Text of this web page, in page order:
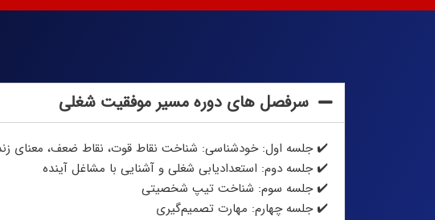
سرفصل های دوره مسیر موفقیت شغلی
✔️ جلسه اول: خودشناسی: شناخت نقاط قوت، نقاط ضعف، معنای
✔️ جلسه دوم: استعدادیابی شغلی و آشنایی با مشاغل آینده
✔️ جلسه سوم: شناخت تیپ شخصیتی
✔️ جلسه چهارم: مهارت تصمیم‌گیری